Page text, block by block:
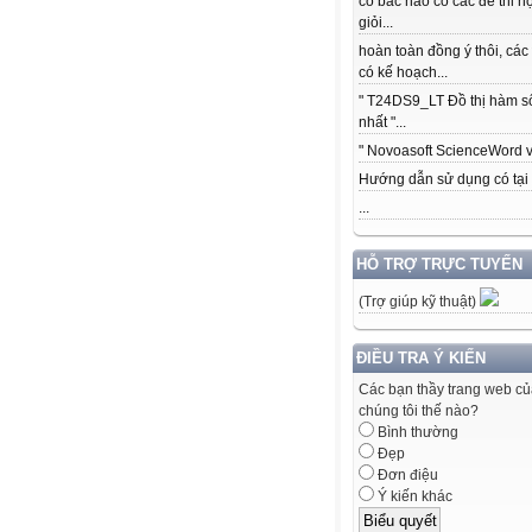
giỏi...
hoàn toàn đồng ý thôi, các
có kế hoạch...
" T24DS9_LT Đồ thị hàm
nhất "...
" Novoasoft ScienceWord
Hướng dẫn sử dụng có tại
...
HỖ TRỢ TRỰC TUYẾN
(Trợ giúp kỹ thuật)
ĐIỀU TRA Ý KIẾN
Các bạn thầy trang web
chúng tôi thế nào?
Bình thường
Đẹp
Đơn điệu
Ý kiến khác